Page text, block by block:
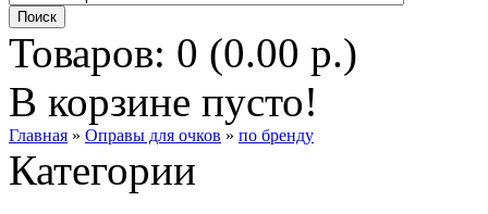
Товаров: 0 (0.00 р.)
В корзине пусто!
Главная » Оправы для очков » по бренду
Категории